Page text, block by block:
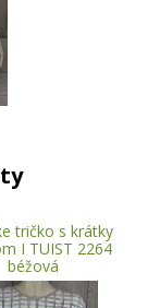
tričko s krátky
I TUIST 2264
béžová